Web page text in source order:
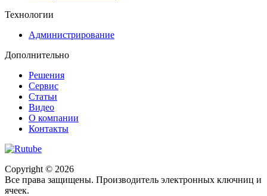
Технологии
Администрирование
Дополнительно
Решения
Сервис
Статьи
Видео
О компании
Контакты
Copyright © 2026
Все права защищены. Производитель электронных ключниц и
ячеек.